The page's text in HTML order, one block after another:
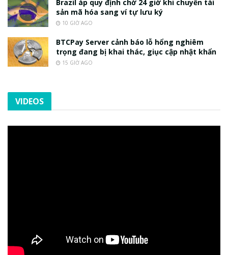
Brazil áp quy định chờ 24 giờ khi chuyển tài
sản mã hóa sang ví tự lưu ký
10 GIỜ AGO
BTCPay Server cảnh báo lỗ hổng nghiêm
trọng đang bị khai thác, giục cập nhật khẩn
15 GIỜ AGO
VIDEOS